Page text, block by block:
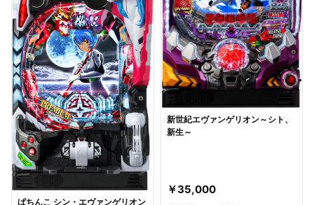
ぱちんこ シン・エヴァンゲリオン
新世紀エヴァンゲリオン～シト、
新生～
￥35,000